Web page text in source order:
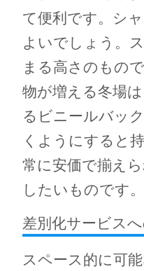
て便利です。シ
よいでしょう。
まる高さのもの
物が増える冬場
るビニールバッ
くようにすると
常に安価で揃え
したいものです。
差別化サービス
スペース的に可